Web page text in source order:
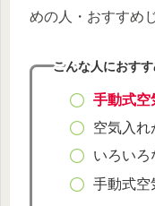
めの人・おすすめ
こんな人におす
手動式空
空気入れ
いろいろ
手動式空